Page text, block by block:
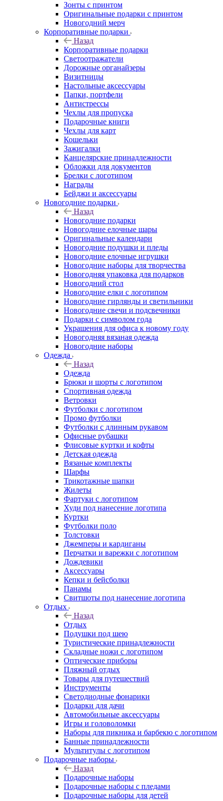
Зонты с принтом
Оригинальные подарки с принтом
Новогодний мерч
Корпоративные подарки
Назад
Корпоративные подарки
Светоотражатели
Дорожные органайзеры
Визитницы
Настольные аксессуары
Папки, портфели
Антистрессы
Чехлы для пропуска
Подарочные книги
Чехлы для карт
Кошельки
Зажигалки
Канцелярские принадлежности
Обложки для документов
Брелки с логотипом
Награды
Бейджи и аксессуары
Новогодние подарки
Назад
Новогодние подарки
Новогодние елочные шары
Оригинальные календари
Новогодние подушки и пледы
Новогодние елочные игрушки
Новогодние наборы для творчества
Новогодняя упаковка для подарков
Новогодний стол
Новогодние елки с логотипом
Новогодние гирлянды и светильники
Новогодние свечи и подсвечники
Подарки с символом года
Украшения для офиса к новому году
Новогодняя вязаная одежда
Новогодние наборы
Одежда
Назад
Одежда
Брюки и шорты с логотипом
Спортивная одежда
Ветровки
Футболки с логотипом
Промо футболки
Футболки с длинным рукавом
Офисные рубашки
Флисовые куртки и кофты
Детская одежда
Вязаные комплекты
Шарфы
Трикотажные шапки
Жилеты
Фартуки с логотипом
Худи под нанесение логотипа
Куртки
Футболки поло
Толстовки
Джемперы и кардиганы
Перчатки и варежки с логотипом
Дождевики
Аксессуары
Кепки и бейсболки
Панамы
Свитшоты под нанесение логотипа
Отдых
Назад
Отдых
Подушки под шею
Туристические принадлежности
Складные ножи с логотипом
Оптические приборы
Пляжный отдых
Товары для путешествий
Инструменты
Светодиодные фонарики
Подарки для дачи
Автомобильные аксессуары
Игры и головоломки
Наборы для пикника и барбекю с логотипом
Банные принадлежности
Мультитулы с логотипом
Подарочные наборы
Назад
Подарочные наборы
Подарочные наборы с пледами
Подарочные наборы для детей